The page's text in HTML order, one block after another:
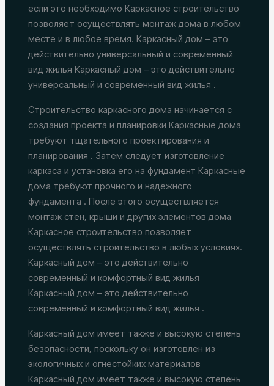
если это необходимо Каркасное строительство
позволяет осуществлять монтаж дома в любом
месте и в любое время. Каркасный дом – это
действительно универсальный и современный
вид жилья Каркасный дом – это действительно
универсальный и современный вид жилья .
Строительство каркасного дома начинается с
создания проекта и планировки Каркасные дома
требуют тщательного проектирования и
планирования . Затем следует изготовление
каркаса и установка его на фундамент Каркасные
дома требуют прочного и надёжного
фундамента . После этого осуществляется
монтаж стен, крыши и других элементов дома
Каркасное строительство позволяет
осуществлять строительство в любых условиях.
Каркасный дом – это действительно
современный и комфортный вид жилья
Каркасный дом – это действительно
современный и комфортный вид жилья .
Каркасный дом имеет также и высокую степень
безопасности, поскольку он изготовлен из
экологичных и огнестойких материалов
Каркасный дом имеет также и высокую степень